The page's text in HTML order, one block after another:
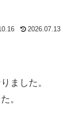
2026.07.13
ました。
。